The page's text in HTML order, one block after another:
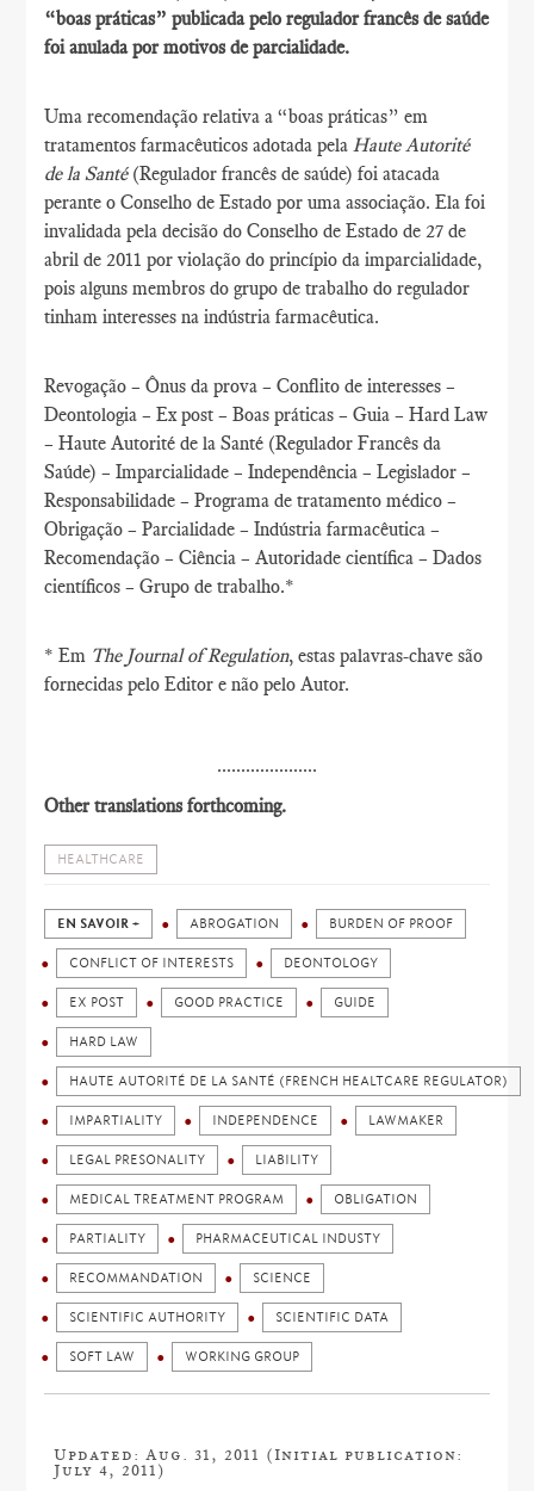
“boas práticas” publicada pelo regulador francês de saúde
foi anulada por motivos de parcialidade.
Uma recomendação relativa a “boas práticas” em
tratamentos farmacêuticos adotada pelaHaute Autorité
de la Santé (Regulador francês de saúde) foi atacada
perante o Conselho de Estado por uma associação. Ela foi
invalidada pela decisão do Conselho de Estado de 27 de
abril de 2011 por violação do princípio da imparcialidade,
pois alguns membros do grupo de trabalho do regulador
tinham interesses na indústria farmacêutica.
Revogação – Ônus da prova – Conflito de interesses –
Deontologia – Ex post – Boas práticas – Guia – Hard Law
– Haute Autorité de la Santé (Regulador Francês da
Saúde) – Imparcialidade – Independência – Legislador –
Responsabilidade – Programa de tratamento médico –
Obrigação – Parcialidade – Indústria farmacêutica –
Recomendação – Ciência – Autoridade científica – Dados
científicos – Grupo de trabalho.*
* Em The Journal of Regulation, estas palavras-chave são
fornecidas pelo Editor e não pelo Autor.
.....................
Other translations forthcoming.
HEALTHCARE
EN SAVOIR + ABROGATION BURDEN OF PROOF
CONFLICT OF INTERESTS DEONTOLOGY
EX POST GOOD PRACTICE GUIDE
HARD LAW
HAUTE AUTORITÉ DE LA SANTÉ (FRENCH HEALTCARE REGULATOR)
IMPARTIALITY INDEPENDENCE LAWMAKER
LEGAL PRESONALITY LIABILITY
MEDICAL TREATMENT PROGRAM OBLIGATION
PARTIALITY PHARMACEUTICAL INDUSTY
RECOMMANDATION SCIENCE
SCIENTIFIC AUTHORITY SCIENTIFIC DATA
SOFT LAW WORKING GROUP
Updated: Aug. 31, 2011 (Initial publication:
July 4, 2011)